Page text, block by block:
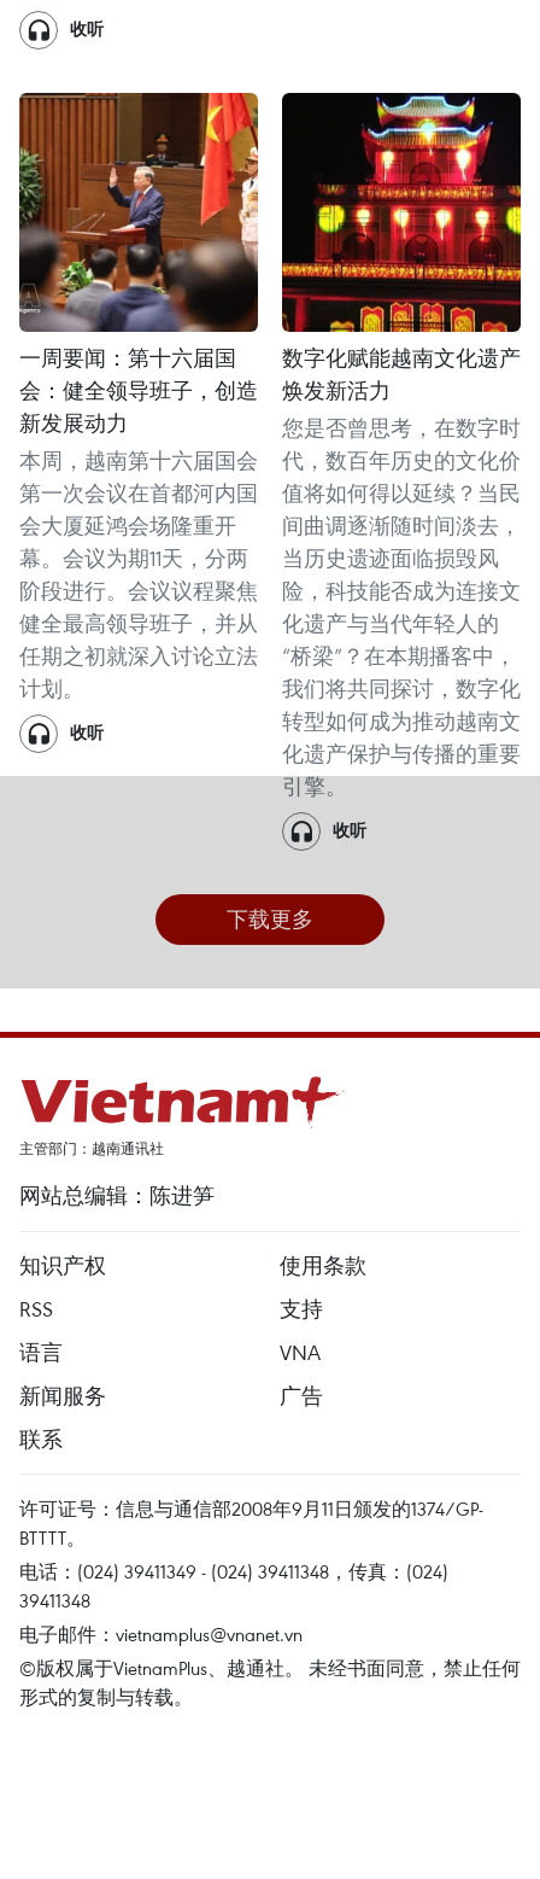
收听
一周要闻：第十六届国
会：健全领导班子，创造
新发展动力
本周，越南第十六届国会
第一次会议在首都河内国
会大厦延鸿会场隆重开
幕。会议为期11天，分两
阶段进行。会议议程聚焦
健全最高领导班子，并从
任期之初就深入讨论立法
计划。
收听
数字化赋能越南文化遗产
焕发新活力
您是否曾思考，在数字时
代，数百年历史的文化价
值将如何得以延续？当民
间曲调逐渐随时间淡去，
当历史遗迹面临损毁风
险，科技能否成为连接文
化遗产与当代年轻人的
“桥梁”？在本期播客中，
我们将共同探讨，数字化
转型如何成为推动越南文
化遗产保护与传播的重要
引擎。
收听
下载更多
主管部门：越南通讯社
网站总编辑：陈进笋
知识产权
使用条款
RSS
支持
语言
VNA
新闻服务
广告
联系
许可证号：信息与通信部2008年9月11日颁发的1374/GP-
BTTTT。
电话：(024) 39411349 - (024) 39411348，传真：(024)
39411348
电子邮件： vietnamplus@vnanet.vn
©版权属于VietnamPlus、越通社。 未经书面同意，禁止任何
形式的复制与转载。